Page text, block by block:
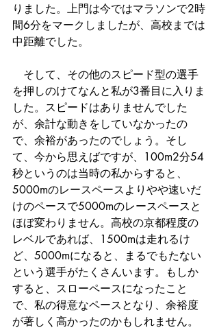
りました。上門は今ではマラソンで2時
間6分をマークしましたが、高校までは
中距離でした。
そして、その他のスピード型の選手
を押しのけてなんと私が3番目に入りま
した。スピードはありませんでした
が、余計な動きをしていなかったの
で、余裕があったのでしょう。そし
て、今から思えばですが、100m2分54
秒というのは当時の私からすると、
5000mのレースペースよりやや速いだ
けのペースで5000mのレースペースと
ほぼ変わりません。高校の京都程度の
レベルであれば、1500mは走れるけ
ど、5000mになると、まるでもたない
という選手がたくさんいます。もしか
すると、スローペースになったこと
で、私の得意なペースとなり、余裕度
が著しく高かったのかもしれません。